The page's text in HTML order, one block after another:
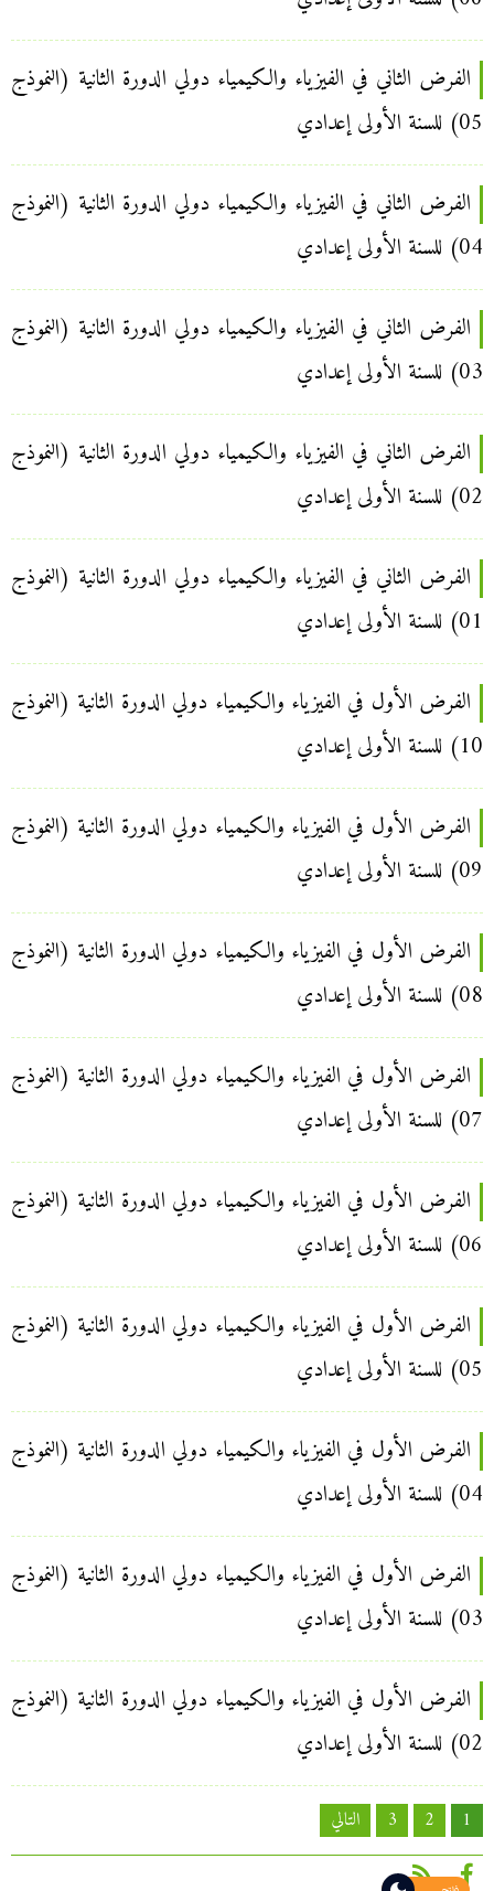
الفرض الثاني في الفيزياء والكيمياء دولي الدورة الثانية (النموذج
05) للسنة الأولى إعدادي
الفرض الثاني في الفيزياء والكيمياء دولي الدورة الثانية (النموذج
04) للسنة الأولى إعدادي
الفرض الثاني في الفيزياء والكيمياء دولي الدورة الثانية (النموذج
03) للسنة الأولى إعدادي
الفرض الثاني في الفيزياء والكيمياء دولي الدورة الثانية (النموذج
02) للسنة الأولى إعدادي
الفرض الثاني في الفيزياء والكيمياء دولي الدورة الثانية (النموذج
01) للسنة الأولى إعدادي
الفرض الأول في الفيزياء والكيمياء دولي الدورة الثانية (النموذج
10) للسنة الأولى إعدادي
الفرض الأول في الفيزياء والكيمياء دولي الدورة الثانية (النموذج
09) للسنة الأولى إعدادي
الفرض الأول في الفيزياء والكيمياء دولي الدورة الثانية (النموذج
08) للسنة الأولى إعدادي
الفرض الأول في الفيزياء والكيمياء دولي الدورة الثانية (النموذج
07) للسنة الأولى إعدادي
الفرض الأول في الفيزياء والكيمياء دولي الدورة الثانية (النموذج
06) للسنة الأولى إعدادي
الفرض الأول في الفيزياء والكيمياء دولي الدورة الثانية (النموذج
05) للسنة الأولى إعدادي
الفرض الأول في الفيزياء والكيمياء دولي الدورة الثانية (النموذج
04) للسنة الأولى إعدادي
الفرض الأول في الفيزياء والكيمياء دولي الدورة الثانية (النموذج
03) للسنة الأولى إعدادي
الفرض الأول في الفيزياء والكيمياء دولي الدورة الثانية (النموذج
02) للسنة الأولى إعدادي
تعدد
صفحات
المقالات
1
2
3 التالي